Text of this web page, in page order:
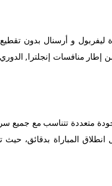
و أرسنال بدون تقطيع
إطار منافسات إنجلترا,
متعددة تتناسب مع جميع
المباراة بدقائق، حيث